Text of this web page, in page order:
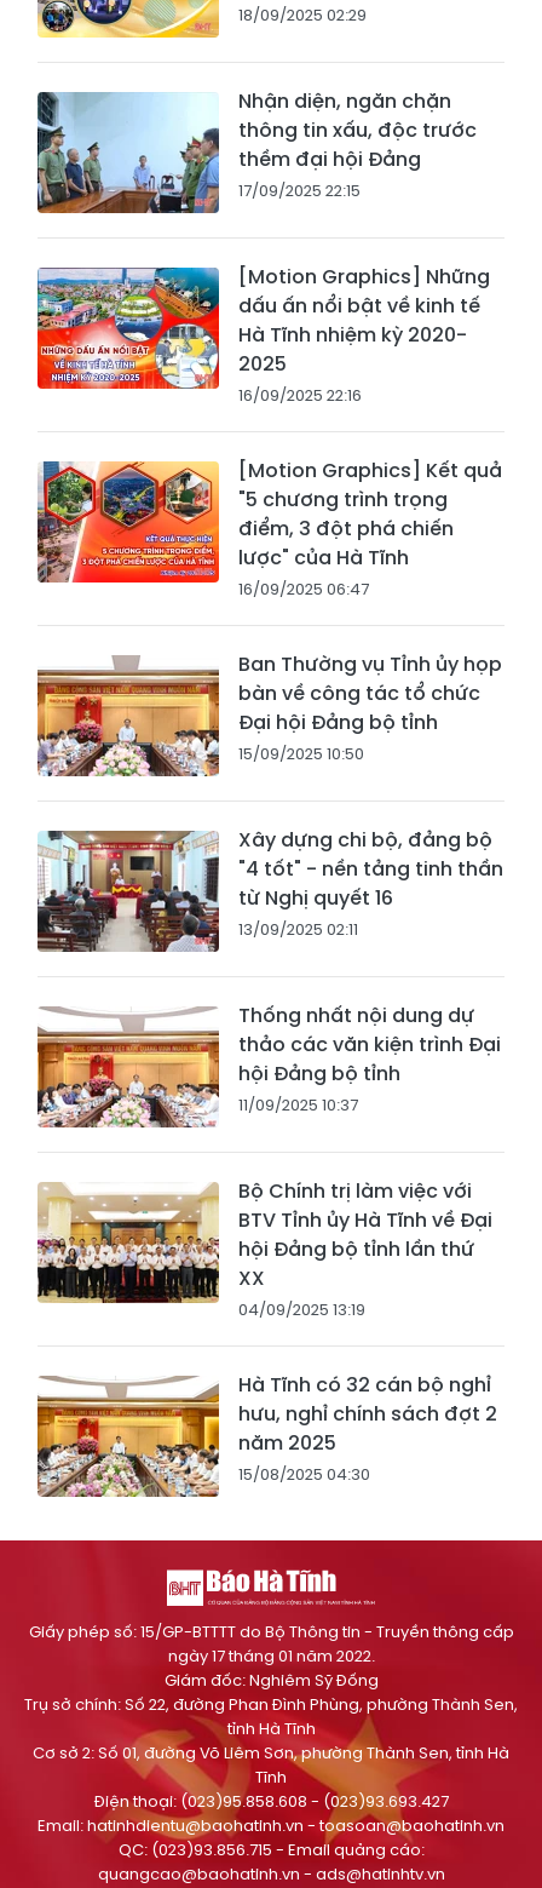
18/09/2025 02:29
Nhận diện, ngăn chặn
thông tin xấu, độc trước
thềm đại hội Đảng
17/09/2025 22:15
[Motion Graphics] Những
dấu ấn nổi bật về kinh tế
Hà Tĩnh nhiệm kỳ 2020-
2025
16/09/2025 22:16
[Motion Graphics] Kết quả
"5 chương trình trọng
điểm, 3 đột phá chiến
lược" của Hà Tĩnh
16/09/2025 06:47
Ban Thường vụ Tỉnh ủy họp
bàn về công tác tổ chức
Đại hội Đảng bộ tỉnh
15/09/2025 10:50
Xây dựng chi bộ, đảng bộ
"4 tốt" - nền tảng tinh thần
từ Nghị quyết 16
13/09/2025 02:11
Thống nhất nội dung dự
thảo các văn kiện trình Đại
hội Đảng bộ tỉnh
11/09/2025 10:37
Bộ Chính trị làm việc với
BTV Tỉnh ủy Hà Tĩnh về Đại
hội Đảng bộ tỉnh lần thứ
XX
04/09/2025 13:19
Hà Tĩnh có 32 cán bộ nghỉ
hưu, nghỉ chính sách đợt 2
năm 2025
15/08/2025 04:30
Giấy phép số: 15/GP-BTTTT do Bộ Thông tin - Truyền thông cấp
ngày 17 tháng 01 năm 2022.
Giám đốc: Nghiêm Sỹ Đống
Trụ sở chính: Số 22, đường Phan Đình Phùng, phường Thành Sen,
tỉnh Hà Tĩnh
Cơ sở 2: Số 01, đường Võ Liêm Sơn, phường Thành Sen, tỉnh Hà
Tĩnh
Điện thoại: (023)95.858.608 - (023)93.693.427
Email:hatinhdientu@baohatinh.vn -toasoan@baohatinh.vn
QC: (023)93.856.715 - Email quảng cáo:
quangcao@baohatinh.vn - ads@hatinhtv.vn